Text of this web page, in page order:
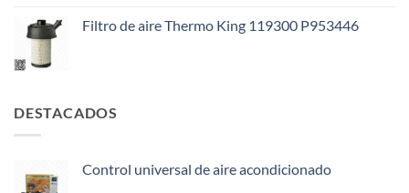
Filtro de aire Thermo King 119300 P953446
DESTACADOS
Control universal de aire acondicionado